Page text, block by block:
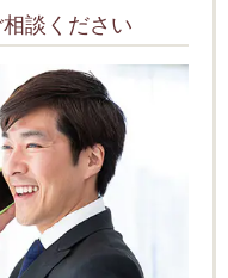
談ください